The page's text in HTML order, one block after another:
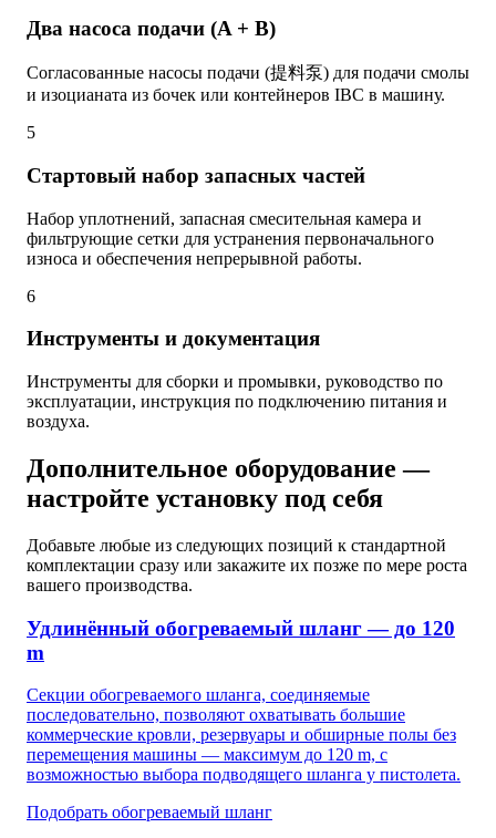
Два насоса подачи (A + B)
Согласованные насосы подачи (提料泵) для подачи смолы
и изоцианата из бочек или контейнеров IBC в машину.
5
Стартовый набор запасных частей
Набор уплотнений, запасная смесительная камера и
фильтрующие сетки для устранения первоначального
износа и обеспечения непрерывной работы.
6
Инструменты и документация
Инструменты для сборки и промывки, руководство по
эксплуатации, инструкция по подключению питания и
воздуха.
Дополнительное оборудование —
настройте установку под себя
Добавьте любые из следующих позиций к стандартной
комплектации сразу или закажите их позже по мере роста
вашего производства.
Удлинённый обогреваемый шланг — до 120
m
Секции обогреваемого шланга, соединяемые
последовательно, позволяют охватывать большие
коммерческие кровли, резервуары и обширные полы без
перемещения машины — максимум до 120 m, с
возможностью выбора подводящего шланга у пистолета.
Подобрать обогреваемый шланг